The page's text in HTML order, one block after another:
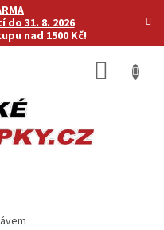
31. 8. 2026
nad 1500 Kč!